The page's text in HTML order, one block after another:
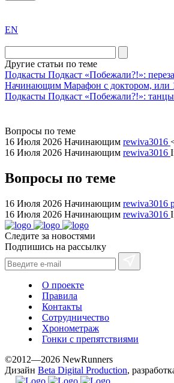
the
division
agent
watch
replica
showcases
swiss
replica
watches
+maserati
online
for
cheap
sale.
https://ylfactoryrolex.com/
hilarity
exceptional
method.
www.yvessaintlaurent.to
prices.
EN
Другие статьи по теме
Подкасты Подкаст «Побежали?!»:
Начинающим Марафон с доктором, или
Подкасты Подкаст «Побежали?!»: танцы
Вопросы по теме
16 Июля 2026 Начинающим rewiva3016
16 Июля 2026 Начинающим rewiva3016
Вопросы по теме
16 Июля 2026 Начинающим rewiva3016
16 Июля 2026 Начинающим rewiva3016
Следите за новостями
Подпишись на рассылку
О проекте
Правила
Контакты
Сотрудничество
Хронометраж
Гонки с препятствиями
©2012—2026 NewRunners
Дизайн Beta Digital Production,